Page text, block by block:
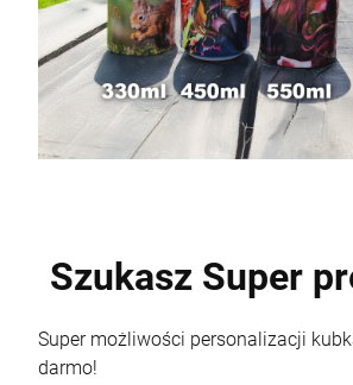
Szukasz Super
Super możliwości personalizacji
darmo!